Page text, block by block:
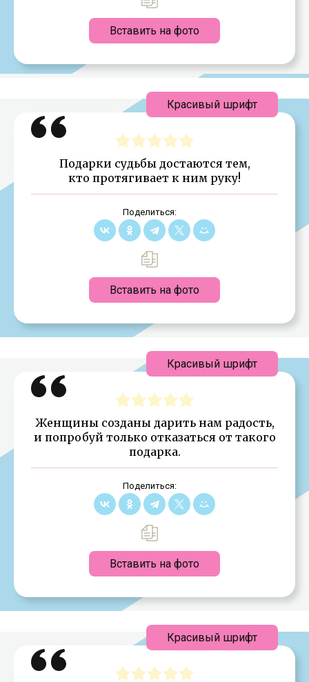
Вставить на фото
Подарки судьбы достаются тем,
кто протягивает к ним руку!
Поделиться:
Вставить на фото
Красивый шрифт
Женщины созданы дарить нам радость,
и попробуй только отказаться от такого
подарка.
Поделиться:
Вставить на фото
Красивый шрифт
Красивый шрифт